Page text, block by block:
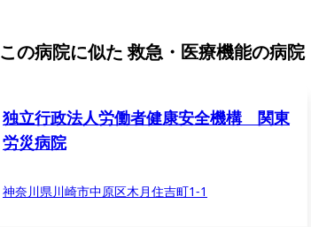
この病院に似た 救急・医療機能の病院
独立行政法人労働者健康安全機構 関東
労災病院
神奈川県川崎市中原区木月住吉町1-1